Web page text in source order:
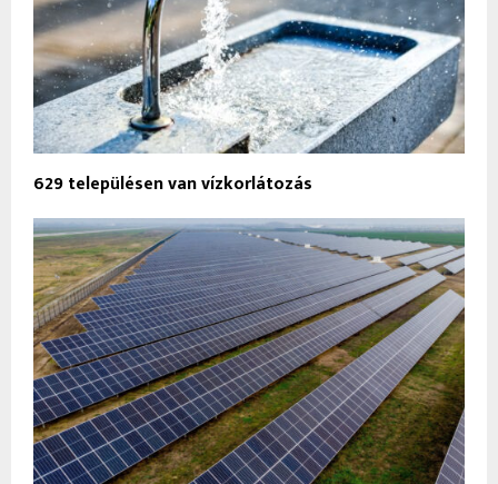
629 településen van vízkorlátozás